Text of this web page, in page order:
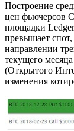
Построение
цен фьючерсов
площадки
превышает
направлении
текущего
(Открытого
изменения